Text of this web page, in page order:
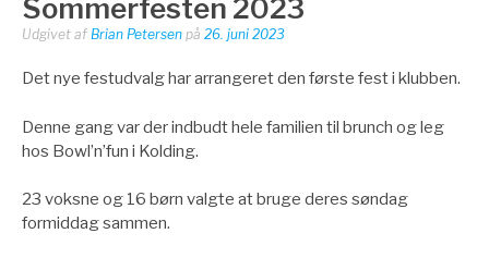
Sommerfesten 2023
Udgivet af Brian Petersen på 26. juni 2023
Det nye festudvalg har arrangeret den første fest i klubben.
Denne gang var der indbudt hele familien til brunch og leg
hos Bowl’n’fun i Kolding.
23 voksne og 16 børn valgte at bruge deres søndag
formiddag sammen.